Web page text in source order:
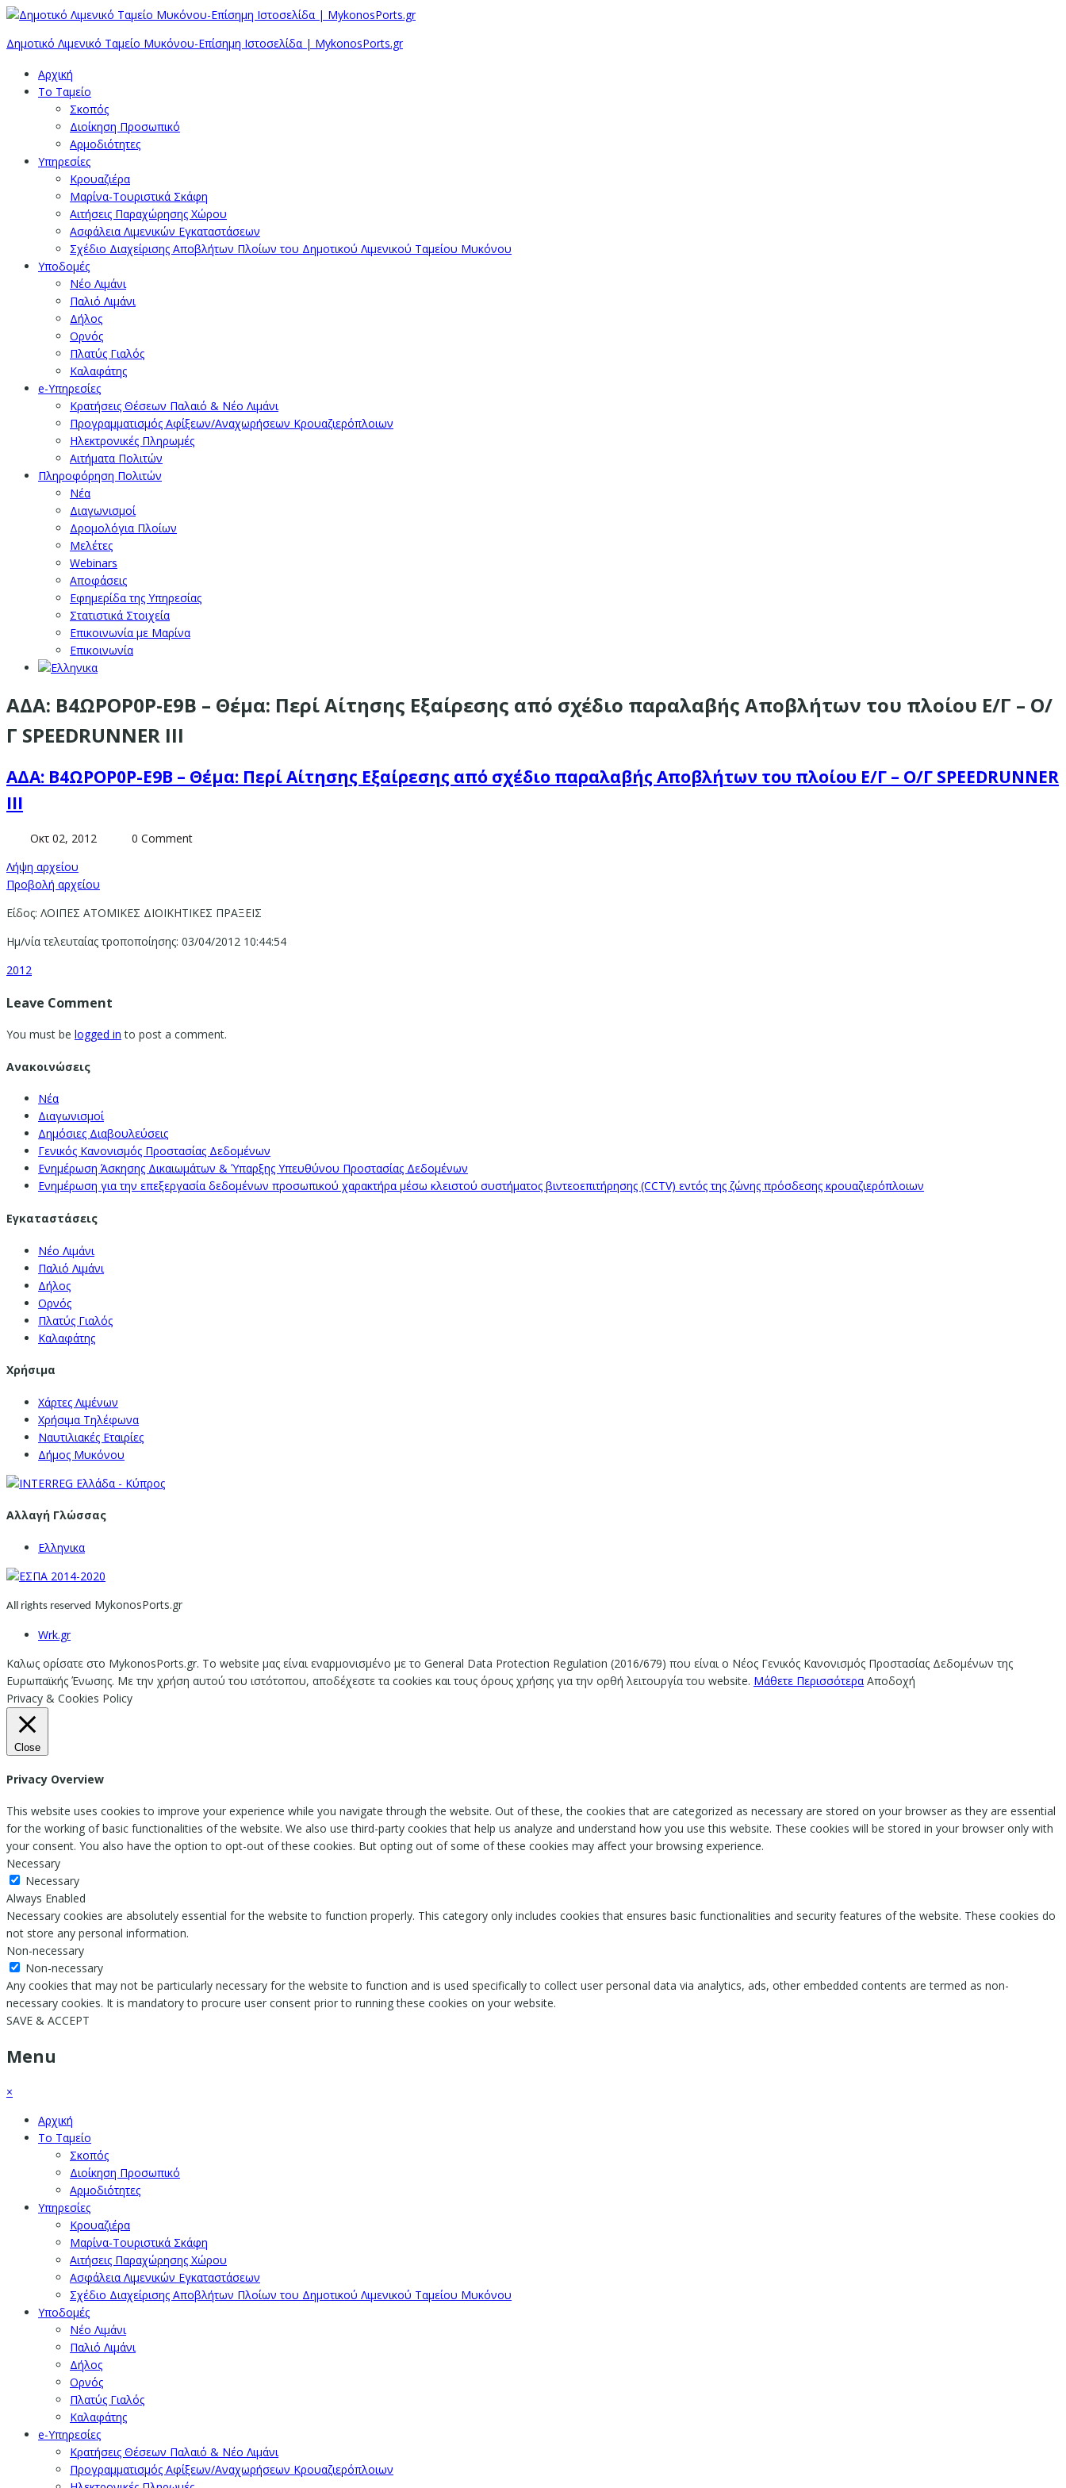
Δημοτικό Λιμενικό Ταμείο Μυκόνου-Επίσημη Ιστοσελίδα | MykonosPorts.gr
Αρχική
Το Ταμείο
Σκοπός
Διοίκηση Προσωπικό
Αρμοδιότητες
Υπηρεσίες
Κρουαζιέρα
Μαρίνα-Τουριστικά Σκάφη
Αιτήσεις Παραχώρησης Χώρου
Ασφάλεια Λιμενικών Εγκαταστάσεων
Σχέδιο Διαχείρισης Αποβλήτων Πλοίων του Δημοτικού Λιμενικού Ταμείου Μυκόνου
Υποδομές
Νέο Λιμάνι
Παλιό Λιμάνι
Δήλος
Ορνός
Πλατύς Γιαλός
Καλαφάτης
e-Υπηρεσίες
Κρατήσεις Θέσεων Παλαιό & Νέο Λιμάνι
Προγραμματισμός Αφίξεων/Αναχωρήσεων Κρουαζιερόπλοιων
Ηλεκτρονικές Πληρωμές
Αιτήματα Πολιτών
Πληροφόρηση Πολιτών
Νέα
Διαγωνισμοί
Δρομολόγια Πλοίων
Μελέτες
Webinars
Αποφάσεις
Εφημερίδα της Υπηρεσίας
Στατιστικά Στοιχεία
Επικοινωνία με Μαρίνα
Επικοινωνία
ΑΔΑ: Β4ΩΡΟΡ0Ρ-Ε9Β – Θέμα: Περί Αίτησης Εξαίρεσης από σχέδιο παραλαβής Αποβλήτων του πλοίου Ε/Γ – Ο/
Γ SPEEDRUNNER III
ΑΔΑ: Β4ΩΡΟΡ0Ρ-Ε9Β – Θέμα: Περί Αίτησης Εξαίρεσης από σχέδιο παραλαβής Αποβλήτων του πλοίου Ε/Γ – Ο/Γ SPEEDRUNNER
III
Οκτ 02, 2012
0 Comment
Λήψη αρχείου
Προβολή αρχείου
Είδος: ΛΟΙΠΕΣ ΑΤΟΜΙΚΕΣ ΔΙΟΙΚΗΤΙΚΕΣ ΠΡΑΞΕΙΣ
Ημ/νία τελευταίας τροποποίησης: 03/04/2012 10:44:54
2012
Leave Comment
You must be logged in to post a comment.
Ανακοινώσεις
Νέα
Διαγωνισμοί
Δημόσιες Διαβουλεύσεις
Γενικός Κανονισμός Προστασίας Δεδομένων
Ενημέρωση Άσκησης Δικαιωμάτων & Ύπαρξης Υπευθύνου Προστασίας Δεδομένων
Ενημέρωση για την επεξεργασία δεδομένων προσωπικού χαρακτήρα μέσω κλειστού συστήματος βιντεοεπιτήρησης (CCTV) εντός της ζώνης πρόσδεσης κρουαζιερόπλοιων
Εγκαταστάσεις
Νέο Λιμάνι
Παλιό Λιμάνι
Δήλος
Ορνός
Πλατύς Γιαλός
Καλαφάτης
Χρήσιμα
Χάρτες Λιμένων
Χρήσιμα Τηλέφωνα
Ναυτιλιακές Εταιρίες
Δήμος Μυκόνου
Αλλαγή Γλώσσας
Ελληνικα
All rights reserved MykonosPorts.gr
Wrk.gr
Καλως ορίσατε στο MykonosPorts.gr. Το website μας είναι εναρμονισμένο με το General Data Protection Regulation (2016/679) που είναι ο Νέος Γενικός Κανονισμός Προστασίας Δεδομένων της
Ευρωπαϊκής Ένωσης. Με την χρήση αυτού του ιστότοπου, αποδέχεστε τα cookies και τους όρους χρήσης για την ορθή λειτουργία του website. Μάθετε Περισσότερα Αποδοχή
Privacy & Cookies Policy
Close
Privacy Overview
This website uses cookies to improve your experience while you navigate through the website. Out of these, the cookies that are categorized as necessary are stored on your browser as they are essential
for the working of basic functionalities of the website. We also use third-party cookies that help us analyze and understand how you use this website. These cookies will be stored in your browser only with
your consent. You also have the option to opt-out of these cookies. But opting out of some of these cookies may affect your browsing experience.
Necessary
Necessary
Always Enabled
Necessary cookies are absolutely essential for the website to function properly. This category only includes cookies that ensures basic functionalities and security features of the website. These cookies do
not store any personal information.
Non-necessary
Non-necessary
Any cookies that may not be particularly necessary for the website to function and is used specifically to collect user personal data via analytics, ads, other embedded contents are termed as non-
necessary cookies. It is mandatory to procure user consent prior to running these cookies on your website.
SAVE & ACCEPT
Menu
×
Αρχική
Το Ταμείο
Σκοπός
Διοίκηση Προσωπικό
Αρμοδιότητες
Υπηρεσίες
Κρουαζιέρα
Μαρίνα-Τουριστικά Σκάφη
Αιτήσεις Παραχώρησης Χώρου
Ασφάλεια Λιμενικών Εγκαταστάσεων
Σχέδιο Διαχείρισης Αποβλήτων Πλοίων του Δημοτικού Λιμενικού Ταμείου Μυκόνου
Υποδομές
Νέο Λιμάνι
Παλιό Λιμάνι
Δήλος
Ορνός
Πλατύς Γιαλός
Καλαφάτης
e-Υπηρεσίες
Κρατήσεις Θέσεων Παλαιό & Νέο Λιμάνι
Προγραμματισμός Αφίξεων/Αναχωρήσεων Κρουαζιερόπλοιων